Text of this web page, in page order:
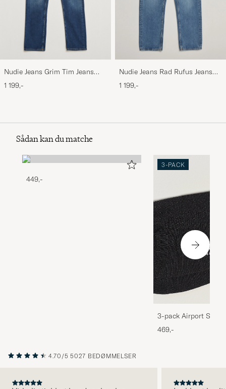
Nudie Jeans Grim Tim Jeans
Indigo Myth
1 199,-
Nudie Jeans Rad Rufus Jeans
Indigo Blues
1 199,-
Sådan kan du matche
449,-
3-PACK
3-pack Airport
Melange
469,-
4.70/5 5027 BEDØMMELSER